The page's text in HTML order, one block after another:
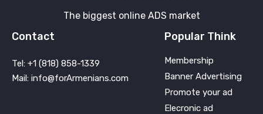
The biggest online ADS market
Contact
Tel: +1 (818) 858-1339
Mail: info@forArmenians.com
Popular Think
Membership
Banner Advertising
Promote your ad
Elecronic ad